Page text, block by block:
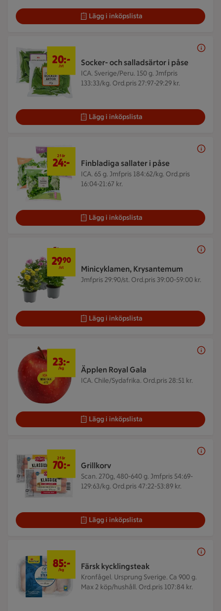
Lägg i inköpslista
Socker- och salladsärtor i påse
ICA. Sverige/Peru. 150 g. Jmfpris
133:33/kg. Ord.pris 27:97-29:29 kr.
20 kr/st
20:-
/st
Lägg i inköpslista
Finbladiga sallater i påse
ICA. 65 g. Jmfpris 184:62/kg. Ord.pris
16:04-21:67 kr.
2 för
24:-
Lägg i inköpslista
Minicyklamen, Krysantemum
Jmfpris 29:90/st. Ord.pris 39:00-59:00 kr.
2990
/st
Lägg i inköpslista
Äpplen Royal Gala
ICA. Chile/Sydafrika. Ord.pris 28:51 kr.
23:-
/kg
Lägg i inköpslista
Grillkorv
Scan. 270g, 480-640 g. Jmfpris 54:69-
129:63/kg. Ord.pris 47:22-53:89 kr.
2 för 70 kr
2 för
70:-
Lägg i inköpslista
Färsk kycklingsteak
Kronfågel. Ursprung Sverige. Ca 900 g.
Max 2 köp/hushåll. Ord.pris 107:84 kr.
85:-
/kg